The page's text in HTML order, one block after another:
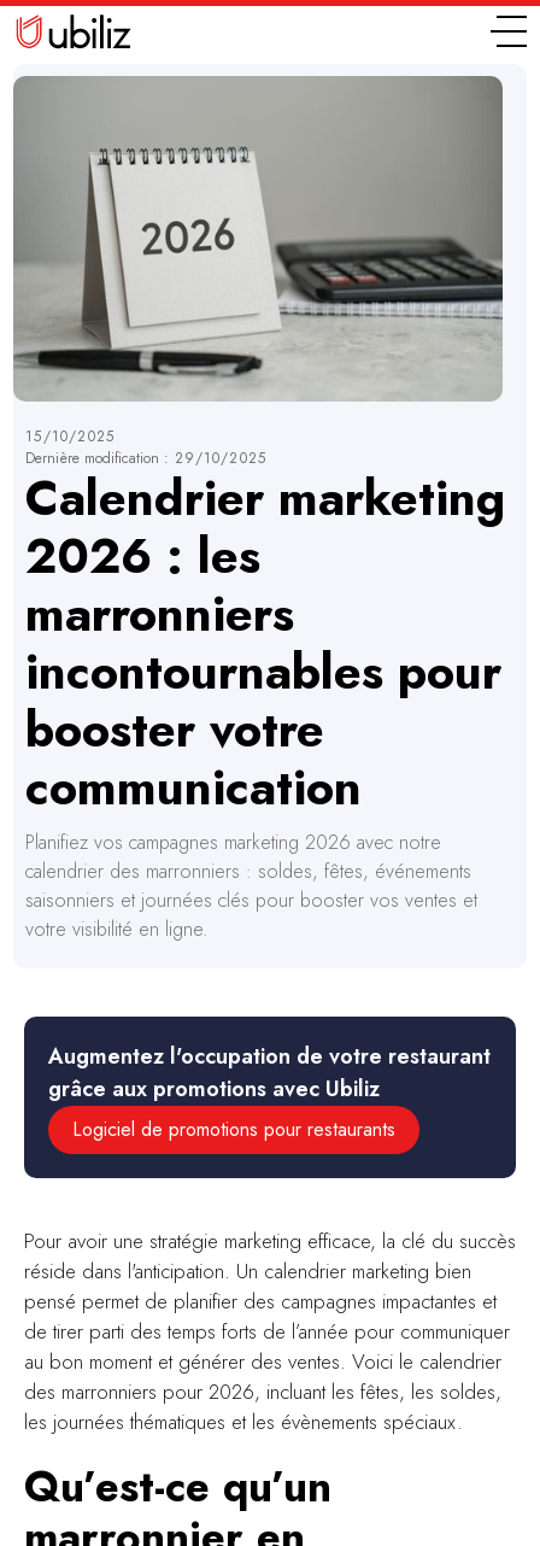
15/10/2025
Dernière modification : 29/10/2025
Calendrier marketing
2026 : les
marronniers
incontournables pour
booster votre
communication
Planifiez vos campagnes marketing 2026 avec notre
calendrier des marronniers : soldes, fêtes, événements
saisonniers et journées clés pour booster vos ventes et
votre visibilité en ligne.
Augmentez l'occupation de votre restaurant
grâce aux promotions avec Ubiliz
Logiciel de promotions pour restaurants
Pour avoir une stratégie marketing efficace, la clé du succès
réside dans l'anticipation. Un calendrier marketing bien
pensé permet de planifier des campagnes impactantes et
de tirer parti des temps forts de l’année pour communiquer
au bon moment et générer des ventes. Voici le calendrier
des marronniers pour 2026, incluant les fêtes, les soldes,
les journées thématiques et les évènements spéciaux.
Qu’est-ce qu’un